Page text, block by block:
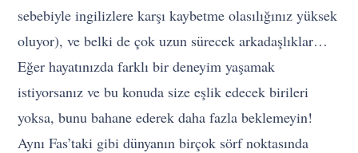
sebebiyle ingilizlere karşı kaybetme olasılığınız yüksek
oluyor), ve belki de çok uzun sürecek arkadaşlıklar…
Eğer hayatınızda farklı bir deneyim yaşamak
istiyorsanız ve bu konuda size eşlik edecek birileri
yoksa, bunu bahane ederek daha fazla beklemeyin!
Aynı Fas’taki gibi dünyanın birçok sörf noktasında